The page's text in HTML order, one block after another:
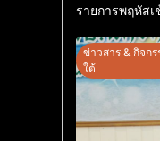
รายการพฤหัส
ข่าวสาร & กิจก
ใต้